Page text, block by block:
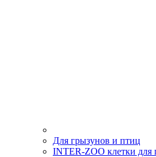
Для грызунов и птиц
INTER-ZOO клетки для